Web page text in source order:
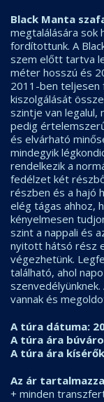
Black Manta
megtalálására sok
fordítottunk. A
szem előtt tartva
méter hosszú és
2011-ben teljesen
kiszolgálását
szintje van legalul,
pedig
és elvárható
mindegyik
rendelkezik a
fedélzet két
részben és a hajó
elég tágas ahhoz,
kényelmesen
szint a nappali és
nyitott hátsó rész
végezhetünk.
található, ahol
vannak és
A túra dátuma:
A túra ára
A túra ára
Az ár
+ minden